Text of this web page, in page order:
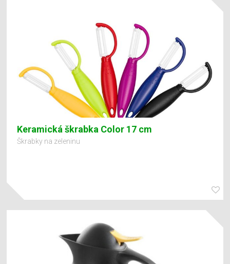
Keramická škrabka Color 17 cm
Škrabky na zeleninu